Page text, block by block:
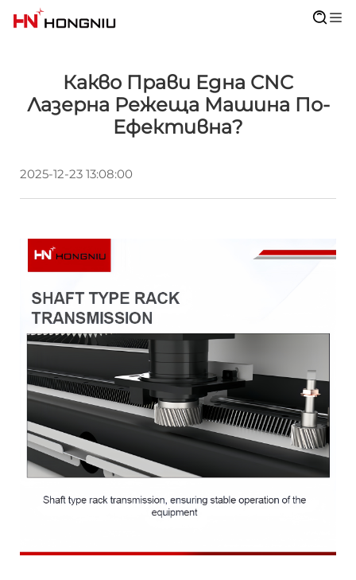
Какво Прави Една CNC
Лазерна Режеща Машина По-
Ефективна?
2025-12-23 13:08:00